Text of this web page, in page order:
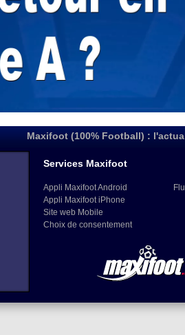
Maxifoot (100% Football) :
Services Maxifoot
Appli Maxifoot Android
Appli Maxifoot iPhone
Site web Mobile
Choix de consentement